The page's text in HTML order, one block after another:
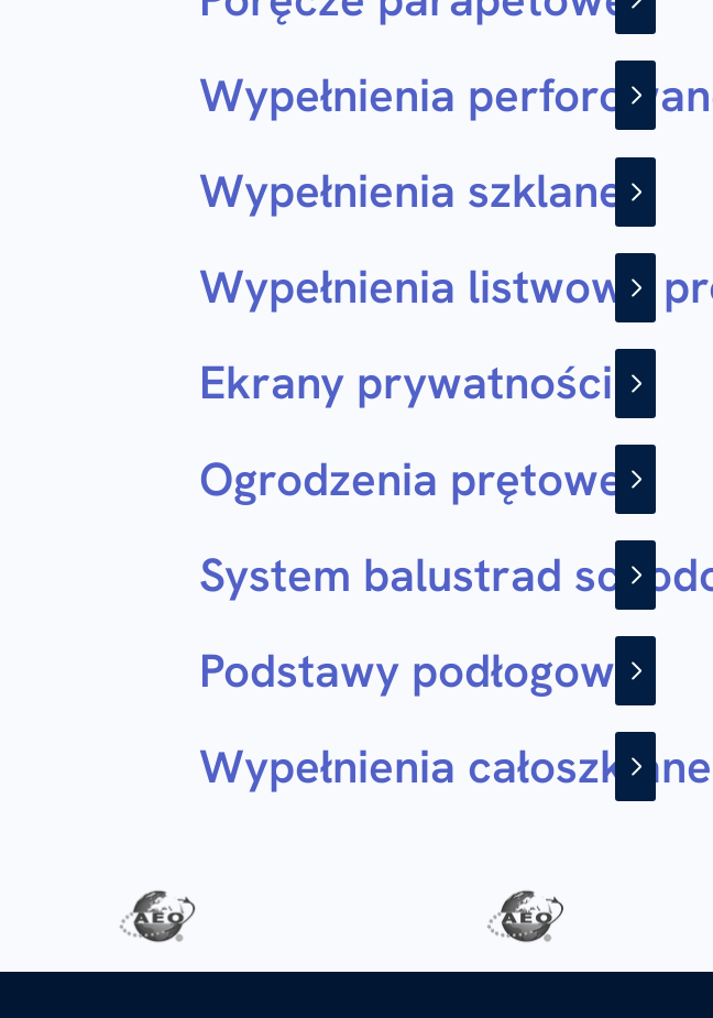
Wypełnienia
Wypełnienia szklane
Wypełnienia listwowe
Ekrany prywatności
Ogrodzenia prętowe
System balustrad
Podstawy podłogowe
Wypełnienia całoszklane